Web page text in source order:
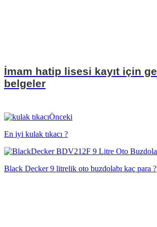
İmam hatip lisesi kayıt için
belgeler
Önceki
En iyi kulak tıkacı ?
Black Decker 9 litrelik oto buzdolabı kaç para ?